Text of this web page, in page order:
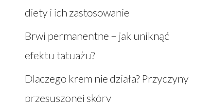
diety i ich zastosowanie
Brwi permanentne – jak uniknąć
efektu tatuażu?
Dlaczego krem nie działa? Przyczyny
przesuszonej skóry